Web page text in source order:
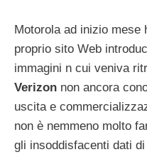
Motorola ad inizio mese
proprio sito Web
immagini n cui veniva
Verizon non ancora
uscita e
non è nemmeno molto
gli insoddisfacenti dati